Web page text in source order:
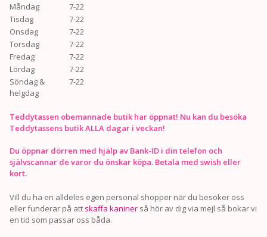
Måndag
7-22
Tisdag
7-22
Onsdag
7-22
Torsdag
7-22
Fredag
7-22
Lördag
7-22
Söndag &
helgdag
7-22
Teddytassen obemannade butik har öppnat! Nu kan du besöka
Teddytassens butik ALLA dagar i veckan!
Du öppnar dörren med hjälp av Bank-ID i din telefon och
självscannar de varor du önskar köpa. Betala med swish eller
kort.
Vill du ha en alldeles egen personal shopper när du besöker oss
eller funderar på att skaffa kaniner så hör av dig via mejl så bokar vi
en tid som passar oss båda.